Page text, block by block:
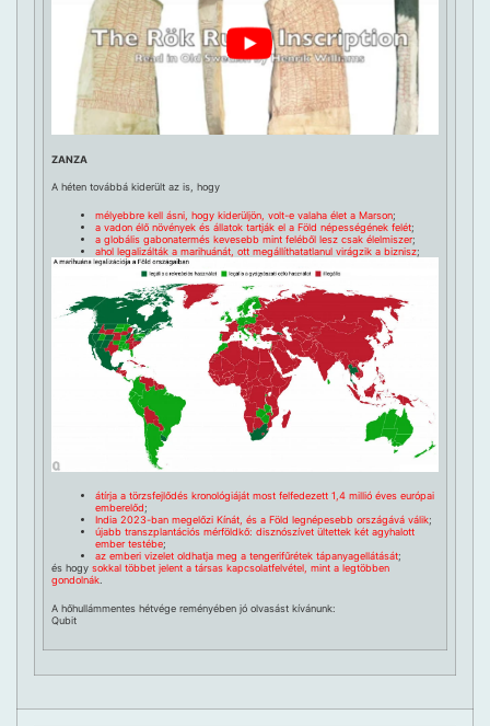
ZANZA
A héten továbbá kiderült az is, hogy
mélyebbre kell ásni, hogy kiderüljön, volt-e valaha élet a Marson;
a vadon élő növények és állatok tartják el a Föld népességének felét;
a globális gabonatermés kevesebb mint feléből lesz csak élelmiszer;
ahol legalizálták a marihuánát, ott megállíthatatlanul virágzik a biznisz;
átírja a törzsfejlődés kronológiáját most felfedezett 1,4 millió éves európai
emberelőd;
India 2023-ban megelőzi Kínát, és a Föld legnépesebb országává válik;
újabb transzplantációs mérföldkő: disznószívet ültettek két agyhalott
ember testébe;
az emberi vizelet oldhatja meg a tengerifűrétek tápanyagellátását;
és hogy sokkal többet jelent a társas kapcsolatfelvétel, mint a legtöbben
gondolnák.
A hőhullámmentes hétvége reményében jó olvasást kívánunk:
Qubit